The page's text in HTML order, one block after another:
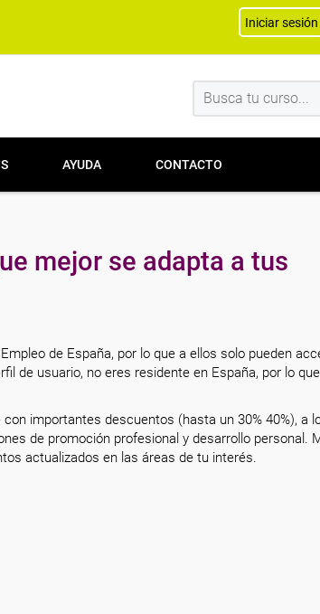
Iniciar sesión
AYUDA CONTACTO
mejor se adapta a tus
de España, por lo que a ellos solo pueden
de usuario, no eres residente en España, por lo
importantes descuentos (hasta un 30% 40%), a
de promoción profesional y desarrollo personal.
actualizados en las áreas de tu interés.